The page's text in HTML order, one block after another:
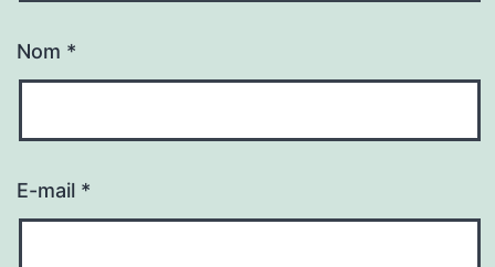
Nom *
E-mail *